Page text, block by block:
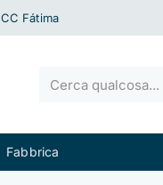
CC Fátima
Cerca
Fabbrica